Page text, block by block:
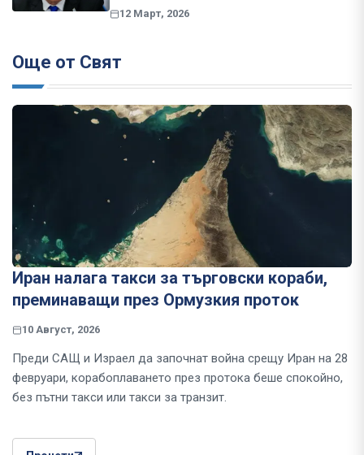
12 Март, 2026
Още от Свят
Иран налага такси за търговски кораби,
преминаващи през Ормузкия проток
10 Август, 2026
Преди САЩ и Израел да започнат война срещу Иран на 28
февруари, корабоплаването през протока беше спокойно,
без пътни такси или такси за транзит.